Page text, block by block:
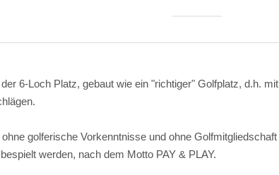
6-Loch Platz, gebaut wie ein "richtiger" Golfplatz, d.h. mit
golferische Vorkenntnisse und ohne Golfmitgliedschaft
werden, nach dem Motto PAY & PLAY.